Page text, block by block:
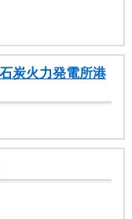
炭火力発電所港